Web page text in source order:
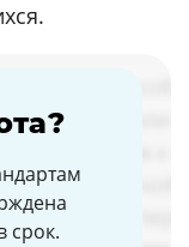
срок.